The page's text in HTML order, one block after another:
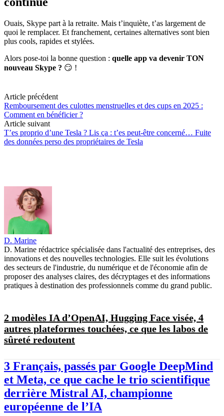
Ouais, Skype part à la retraite. Mais t’inquiète, t’as largement de
quoi le remplacer. Et franchement, certaines alternatives sont bien
plus cools, rapides et stylées.
Alors pose-toi la bonne question : quelle app va devenir TON
nouveau Skype ? 😏 !
Article précédent
Remboursement des culottes menstruelles et des cups en 2025 :
Comment en bénéficier ?
Article suivant
T’es proprio d’une Tesla ? Lis ça : t’es peut-être concerné… Fuite
des données perso des propriétaires de Tesla
D. Marine
D. Marine rédactrice spécialisée dans l'actualité des entreprises, des
innovations et des nouvelles technologies. Elle suit les évolutions
des secteurs de l'industrie, du numérique et de l'économie afin de
proposer des analyses claires, des décryptages et des informations
pratiques à destination des professionnels comme du grand public.
2 modèles IA d’OpenAI, Hugging Face visée, 4
autres plateformes touchées, ce que les labos de
sûreté redoutent
3 Français, passés par Google DeepMind
et Meta, ce que cache le trio scientifique
derrière Mistral AI, championne
européenne de l’IA